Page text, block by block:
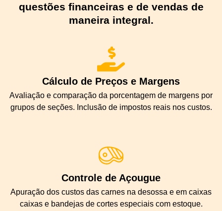
questões financeiras e de vendas de
maneira integral.
Cálculo de Preços e Margens
Avaliação e comparação da porcentagem de margens por
grupos de seções. Inclusão de impostos reais nos custos.
Controle de Açougue
Apuração dos custos das carnes na desossa e em caixas
caixas e bandejas de cortes especiais com estoque.